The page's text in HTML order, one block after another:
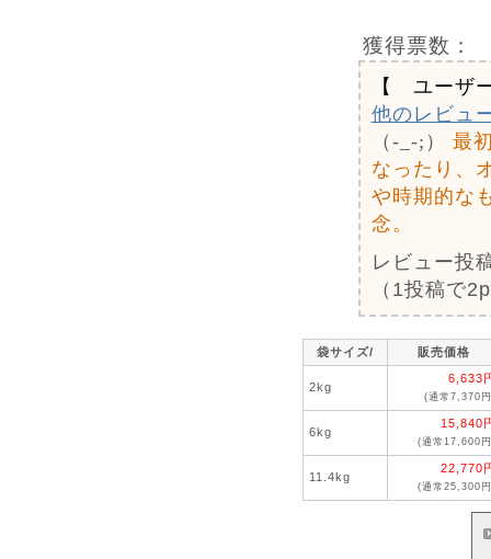
獲得票数：
【 ユーザ
他のレビュ
（-_-;）
最
なったり、
や時期的な
念。
レビュー投
（1投稿で
袋サイズ/ 販売価格
2kg
6,633
(通常7,370
6kg
15,840
(通常17,600
11.4kg
22,770
(通常25,300